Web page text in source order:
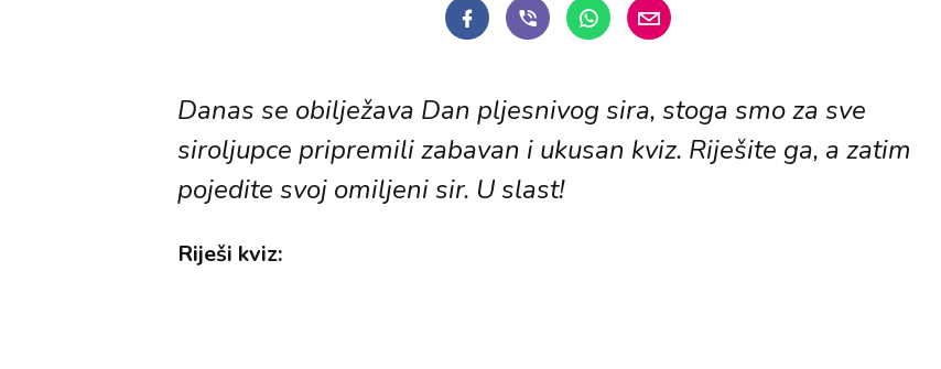
Danas se obilježava Dan pljesnivog sira, stoga smo za sve
siroljupce pripremili zabavan i ukusan kviz. Riješite ga, a zatim
pojedite svoj omiljeni sir. U slast!
Riješi kviz: